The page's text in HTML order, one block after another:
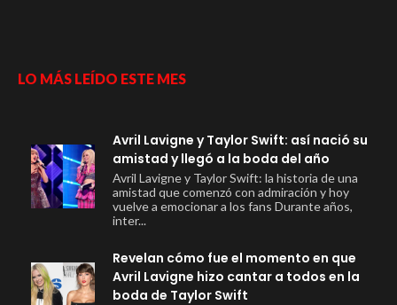
LO MÁS LEÍDO ESTE MES
Avril Lavigne y Taylor Swift: así nació su
amistad y llegó a la boda del año
Avril Lavigne y Taylor Swift: la historia de una
amistad que comenzó con admiración y hoy
vuelve a emocionar a los fans Durante años,
inter...
Revelan cómo fue el momento en que
Avril Lavigne hizo cantar a todos en la
boda de Taylor Swift